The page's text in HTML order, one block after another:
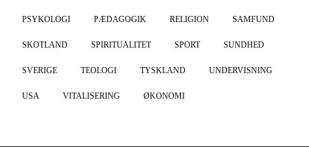
PSYKOLOGI PÆDAGOGIK RELIGION SAMFUND
SKOTLAND SPIRITUALITET SPORT SUNDHED
SVERIGE TEOLOGI TYSKLAND UNDERVISNING
USA VITALISERING ØKONOMI